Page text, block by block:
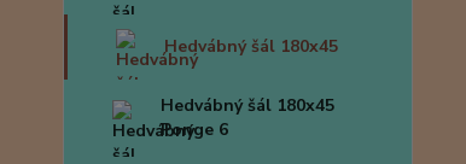
Hedvábný šál 180x45
Hedvábný šál 180x45
Ponge 6